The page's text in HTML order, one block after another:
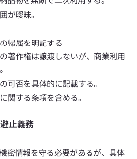
が曖昧。
帰属を明記する
の著作権は譲渡しないが、商業利用
可否を具体的に記載する。
関する条項を含める。
止義務
密情報を守る必要があるが、具体